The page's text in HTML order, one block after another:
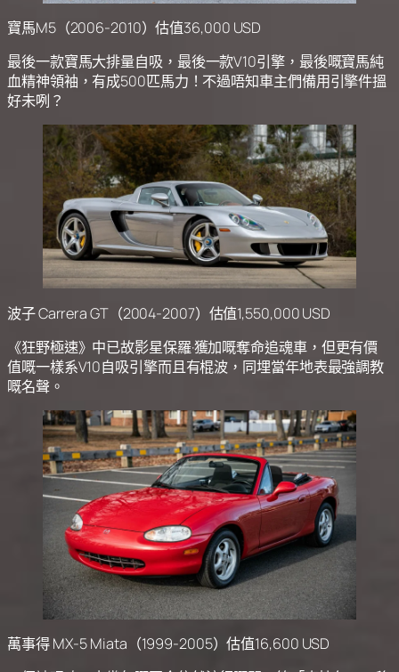
寶馬M5（2006-2010）估值36,000 USD
最後一款寶馬大排量自吸，最後一款V10引擎，最後嘅寶馬純
血精神領袖，有成500匹馬力！不過唔知車主們備用引擎件搵
好未咧？
波子 Carrera GT（2004-2007）估值1,550,000 USD
《狂野極速》中已故影星保羅·獲加嘅奪命追魂車，但更有價
值嘅一樣系V10自吸引擎而且有棍波，同埋當年地表最強調教
嘅名聲。
萬事得 MX-5 Miata（1999-2005）估值16,600 USD